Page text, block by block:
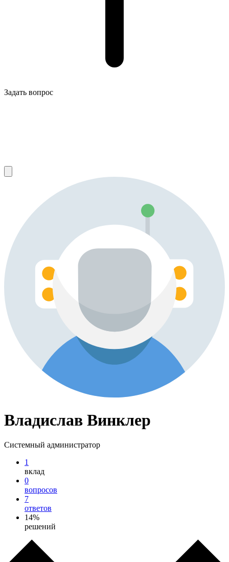
Задать вопрос
Владислав Винклер
Системный администратор
1
вклад
0
вопросов
7
ответов
14%
решений